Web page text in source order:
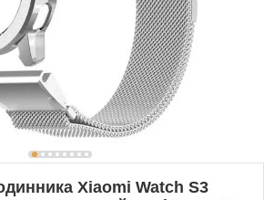
Xiaomi Watch S3